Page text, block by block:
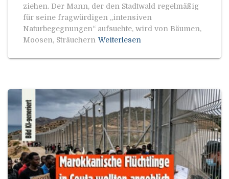
ziehen. Der Mann, der den Stadtwald regelmäßig
für seine fragwürdigen „intensiven
Naturbegegnungen“ aufsuchte, wird von Bäumen,
Moosen, Sträuchern Weiterlesen